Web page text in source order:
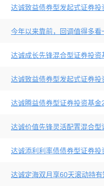
达诚致益债券型发起式证券投
今年以来靠前，回调值得多看
达诚成长先锋混合型证券投资
达诚致益债券型发起式证券投
达诚腾益债券型证券投资基
达诚价值先锋灵活配置混合型
达诚添利利率债债券型证券投
达诚定海双月享60天滚动持